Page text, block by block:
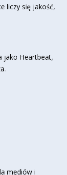
liczy się jakość,
jako Heartbeat,
mediów i